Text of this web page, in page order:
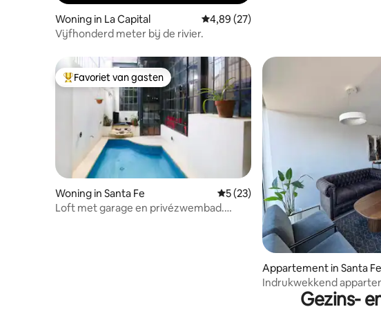
Woning in La Capital Gemiddelde beoordeling van 4,89 uit
4,89 (27)
Vijfhonderd meter bij de rivier.
Topfavoriet van gasten
Favoriet van gasten
Woning in Santa Fe Gemiddelde beoordeling van 5 uit
5 (23)
Loft met garage en privézwembad.
Appartement in Santa Fe
Indrukwekkend
kustpromenade
Gezins-